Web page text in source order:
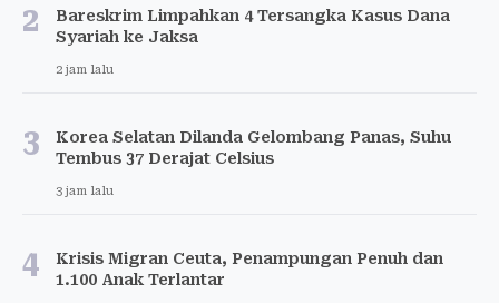
2
Bareskrim Limpahkan 4 Tersangka Kasus Dana
Syariah ke Jaksa
2 jam lalu
3
Korea Selatan Dilanda Gelombang Panas, Suhu
Tembus 37 Derajat Celsius
3 jam lalu
4
Krisis Migran Ceuta, Penampungan Penuh dan
1.100 Anak Terlantar